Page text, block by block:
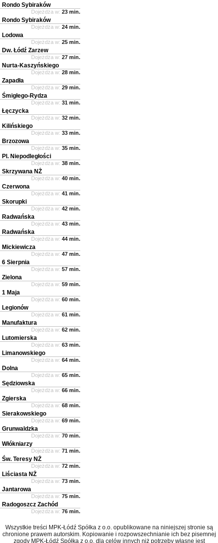
Rondo Sybiraków
Dojeżdża w: 23 min.
Rondo Sybiraków
Dojeżdża w: 24 min.
Lodowa
Dojeżdża w: 25 min.
Dw. Łódź Zarzew
Dojeżdża w: 27 min.
Nurta-Kaszyńskiego
Dojeżdża w: 28 min.
Zapadła
Dojeżdża w: 29 min.
Śmigłego-Rydza
Dojeżdża w: 31 min.
Łęczycka
Dojeżdża w: 32 min.
Kilińskiego
Dojeżdża w: 33 min.
Brzozowa
Dojeżdża w: 35 min.
Pl. Niepodległości
Dojeżdża w: 38 min.
Skrzywana NŻ
Dojeżdża w: 40 min.
Czerwona
Dojeżdża w: 41 min.
Skorupki
Dojeżdża w: 42 min.
Radwańska
Dojeżdża w: 43 min.
Radwańska
Dojeżdża w: 44 min.
Mickiewicza
Dojeżdża w: 47 min.
6 Sierpnia
Dojeżdża w: 57 min.
Zielona
Dojeżdża w: 59 min.
1 Maja
Dojeżdża w: 60 min.
Legionów
Dojeżdża w: 61 min.
Manufaktura
Dojeżdża w: 62 min.
Lutomierska
Dojeżdża w: 63 min.
Limanowskiego
Dojeżdża w: 64 min.
Dolna
Dojeżdża w: 65 min.
Sędziowska
Dojeżdża w: 66 min.
Zgierska
Dojeżdża w: 68 min.
Sierakowskiego
Dojeżdża w: 69 min.
Grunwaldzka
Dojeżdża w: 70 min.
Włókniarzy
Dojeżdża w: 71 min.
Św. Teresy NŻ
Dojeżdża w: 72 min.
Liściasta NŻ
Dojeżdża w: 73 min.
Jantarowa
Dojeżdża w: 75 min.
Radogoszcz Zachód
Dojeżdża w: 76 min.
Wszystkie treści MPK-Łódź Spółka z o.o. opublikowane na niniejszej stronie są
chronione prawem autorskim. Kopiowanie i rozpowszechnianie ich bez pisemnej
zgody MPK-Łódź Spółka z o.o. dla celów innych niż potrzeby własne jest